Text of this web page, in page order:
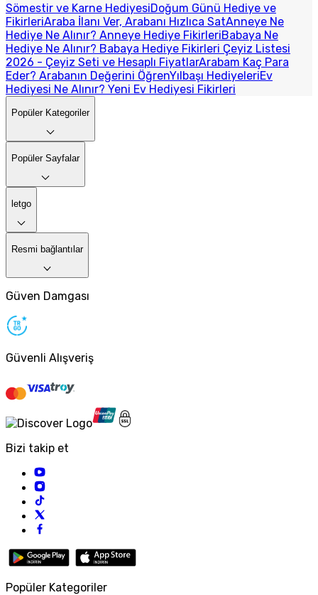
Sömestir ve Karne HediyesiDoğum Günü Hediye ve
FikirleriAraba İlanı Ver, Arabanı Hızlıca SatAnneye Ne
Hediye Ne Alınır? Anneye Hediye FikirleriBabaya Ne
Hediye Ne Alınır? Babaya Hediye Fikirleri Çeyiz Listesi
2026 - Çeyiz Seti ve Hesaplı FiyatlarArabam Kaç Para
Eder? Arabanın Değerini ÖğrenYılbaşı HediyeleriEv
Hediyesi Ne Alınır? Yeni Ev Hediyesi Fikirleri
Popüler Kategoriler
Popüler Sayfalar
letgo
Resmi bağlantılar
Güven Damgası
Güvenli Alışveriş
Bizi takip et
Popüler Kategoriler